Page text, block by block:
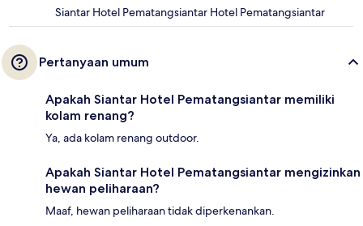
Siantar Hotel Pematangsiantar Hotel Pematangsiantar
Pertanyaan umum
Apakah Siantar Hotel Pematangsiantar memiliki
kolam renang?
Ya, ada kolam renang outdoor.
Apakah Siantar Hotel Pematangsiantar mengizinkan
hewan peliharaan?
Maaf, hewan peliharaan tidak diperkenankan.